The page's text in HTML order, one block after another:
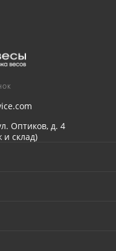
Оптиков, д. 4
и склад)